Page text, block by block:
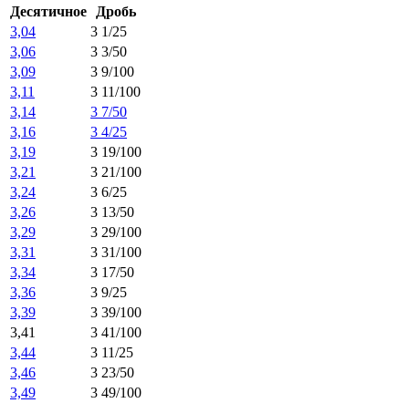
Десятичное
Дробь
3,04
3 1/25
3,06
3 3/50
3,09
3 9/100
3,11
3 11/100
3,14
3 7/50
3,16
3 4/25
3,19
3 19/100
3,21
3 21/100
3,24
3 6/25
3,26
3 13/50
3,29
3 29/100
3,31
3 31/100
3,34
3 17/50
3,36
3 9/25
3,39
3 39/100
3,41
3 41/100
3,44
3 11/25
3,46
3 23/50
3,49
3 49/100